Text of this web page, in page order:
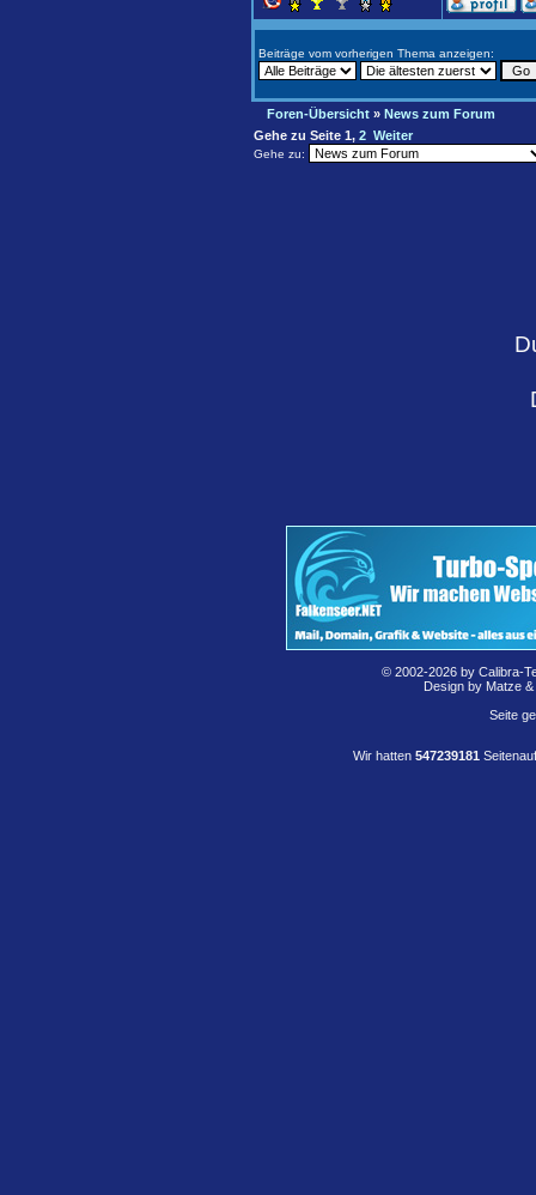
Beiträge vom vorherigen Thema anzeigen:
Foren-Übersicht » News zum Forum
Gehe zu Seite 1, 2 Weiter
Gehe zu:
© 2002-2026 by Calibra-
Design by Matze
Seite
Wir hatten 547239181